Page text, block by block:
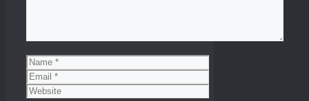
Name
Email
Website